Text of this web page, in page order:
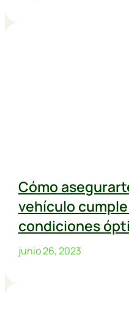
Cómo
vehículo
condiciones
junio 26, 2023